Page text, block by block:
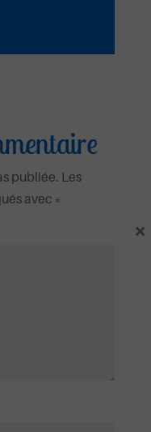
publiée. Les
avec *
×